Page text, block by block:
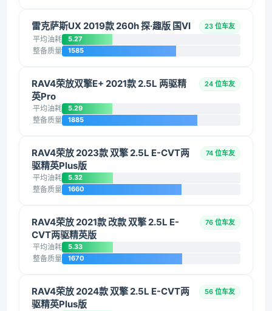
雷克萨斯UX 2019款 260h 探·趣版 国VI 23 位车友
平均油耗 5.27
整备质量 1585
RAV4荣放双擎E+ 2021款 2.5L 两驱精
英Pro
24 位车友
平均油耗 5.29
整备质量 1885
RAV4荣放 2023款 双擎 2.5L E-CVT两
驱精英Plus版
74 位车友
平均油耗 5.32
整备质量 1660
RAV4荣放 2021款 改款 双擎 2.5L E-
CVT两驱精英版
76 位车友
平均油耗 5.33
整备质量 1670
RAV4荣放 2024款 双擎 2.5L E-CVT两
驱精英Plus版
56 位车友